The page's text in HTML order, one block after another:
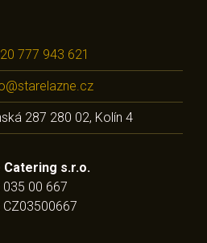
777 943 621
287 280 02, Kolín 4
Catering s.r.o.
035 00 667
CZ03500667